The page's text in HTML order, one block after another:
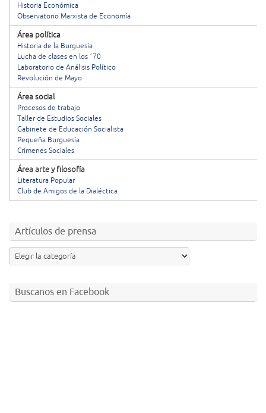
Historia Económica
Observatorio Marxista de Economía
Área política
Historia de la Burguesía
Lucha de clases en los ´70
Laboratorio de Análisis Político
Revolución de Mayo
Área social
Procesos de trabajo
Taller de Estudios Sociales
Gabinete de Educación Socialista
Pequeña Burguesía
Crímenes Sociales
Área arte y filosofía
Literatura Popular
Club de Amigos de la Dialéctica
Artículos de prensa
Buscanos en Facebook